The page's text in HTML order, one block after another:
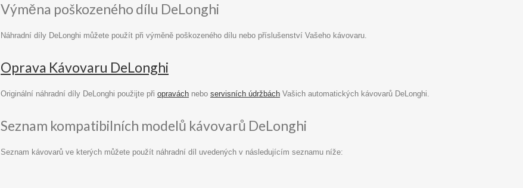
Výměna poškozeného dílu DeLonghi
Náhradní díly DeLonghi můžete použít při výměně poškozeného dílu nebo příslušenství Vašeho kávovaru.
Oprava Kávovaru DeLonghi
Originální náhradní díly DeLonghi použijte při opravách nebo servisních údržbách Vašich automatických kávovarů DeLonghi.
Seznam kompatibilních modelů kávovarů DeLonghi
Seznam kávovarů ve kterých můžete použít náhradní díl uvedených v následujícím seznamu níže: